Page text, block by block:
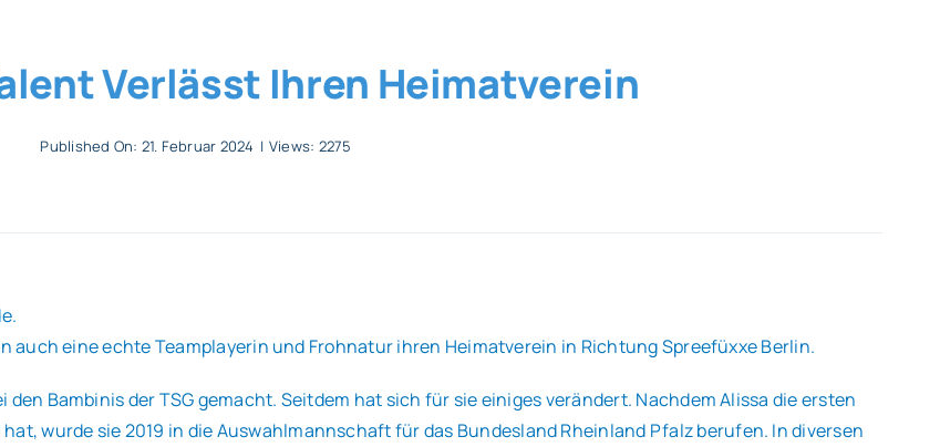
Verlässt Ihren Heimatverein
Published On: 21. Februar 2024 | Views: 2275
auch eine echte Teamplayerin und Frohnatur ihren Heimatverein in Richtung Spreefüxxe Berlin.
Bambinis der TSG gemacht. Seitdem hat sich für sie einiges verändert. Nachdem Alissa die ersten
wurde sie 2019 in die Auswahlmannschaft für das Bundesland Rheinland Pfalz berufen. In diversen